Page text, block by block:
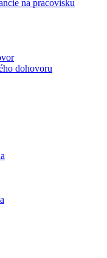
na pracovisku
dohovoru